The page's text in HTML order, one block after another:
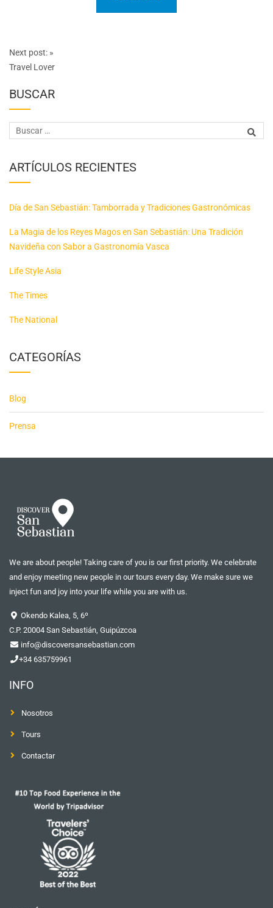
Post
navigation
Next post: »
Travel Lover
BUSCAR
ARTÍCULOS RECIENTES
Día de San Sebastián: Tamborrada y Tradiciones Gastronómicas
La Magia de los Reyes Magos en San Sebastián: Una Tradición
Navideña con Sabor a Gastronomía Vasca
Life Style Asia
The Times
The National
CATEGORÍAS
Blog
Prensa
We are about people! Taking care of you is our first priority. We celebrate
and enjoy meeting new people in our tours every day. We make sure we
inject fun and joy into your life while you are with us.
Okendo Kalea, 5, 6º
C.P. 20004 San Sebastián, Guipúzcoa
info@discoversansebastian.com
+34 635759961
INFO
Nosotros
Tours
Contactar